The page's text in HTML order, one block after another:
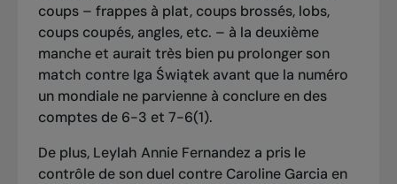
coups – frappes à plat, coups brossés, lobs,
coups coupés, angles, etc. – à la deuxième
manche et aurait très bien pu prolonger son
match contre Iga Świątek avant que la numéro
un mondiale ne parvienne à conclure en des
comptes de 6-3 et 7-6(1).
De plus, Leylah Annie Fernandez a pris le
contrôle de son duel contre Caroline Garcia en